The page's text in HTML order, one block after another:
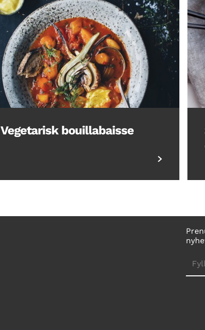
Vegetarisk bouillabaisse